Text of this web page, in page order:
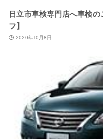
日立市車検専門店へ車検
フ】
2020年10月8日